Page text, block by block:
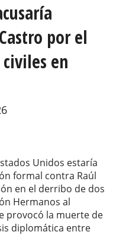
por el
en
Unidos estaría
formal contra Raúl
en el derribo de dos
Hermanos al
provocó la muerte de
diplomática entre